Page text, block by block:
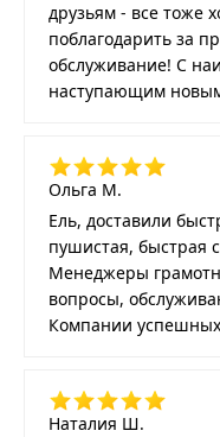
друзьям - все тоже
поблагодарить за
обслуживание! С
наступающим
Ольга М.
Ель, доставили
пушистая, быстрая
Менеджеры
вопросы,
Компании
Наталия Ш.